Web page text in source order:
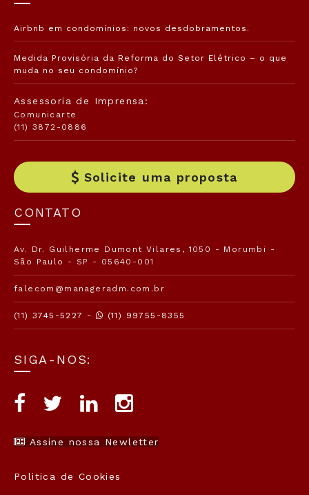
Airbnb em condomínios: novos desdobramentos.
Medida Provisória da Reforma do Setor Elétrico – o que
muda no seu condomínio?
Assessoria de Imprensa:
Comunicarte
(11) 3872-0886
Solicite uma proposta
CONTATO
Av. Dr. Guilherme Dumont Vilares, 1050 - Morumbi -
São Paulo - SP - 05640-001
falecom@manageradm.com.br
(11) 3745-5227 - (11) 99755-8355
SIGA-NOS:
Assine nossa Newletter
Politica de Cookies